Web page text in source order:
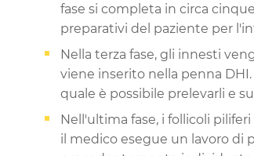
fase si completa in circa
preparativi del paziente per
Nella terza fase, gli innesti
viene inserito nella penna
quale è possibile prelevarli e
Nell'ultima fase, i follicoli
il medico esegue un lavoro di